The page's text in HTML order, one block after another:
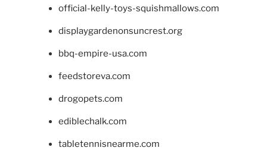
official-kelly-toys-squishmallows.com
displaygardenonsuncrest.org
bbq-empire-usa.com
feedstoreva.com
drogopets.com
ediblechalk.com
tabletennisnearme.com